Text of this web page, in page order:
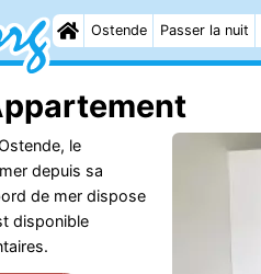
Ostende Passer la nuit
le
depuis sa
de mer dispose
disponible